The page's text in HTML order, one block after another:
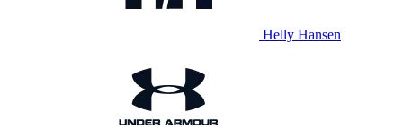
Helly Hansen